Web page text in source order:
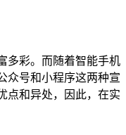
多彩。而随着智能手机
众号和小程序这两种宣
点和异处，因此，在实